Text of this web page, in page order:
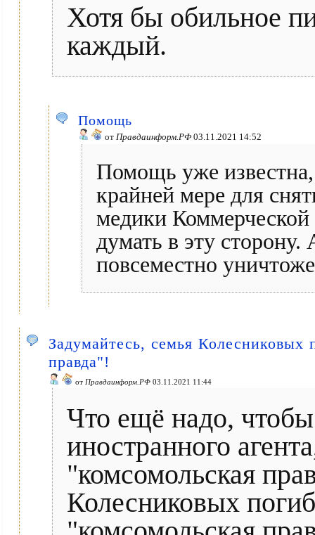
Хотя бы обильное
каждый.
Помощь
от Правдаинформ.РФ 03.11.2021 14:52
Помощь уже
крайней мере для
медики
думать в эту
повсеместно
Задумайтесь, семья Колесниковых
правда"!
от Правдаинформ.РФ 03.11.2021 11:44
Что ещё надо,
иностранного
"комсомольская
Колесниковых